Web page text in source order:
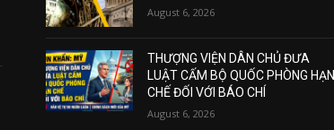
August 6, 2026
THƯỢNG VIỆN DÂN CHỦ ĐƯA
LUẬT CẤM BỘ QUỐC PHÒNG HẠN
CHẾ ĐỐI VỚI BÁO CHÍ
August 6, 2026